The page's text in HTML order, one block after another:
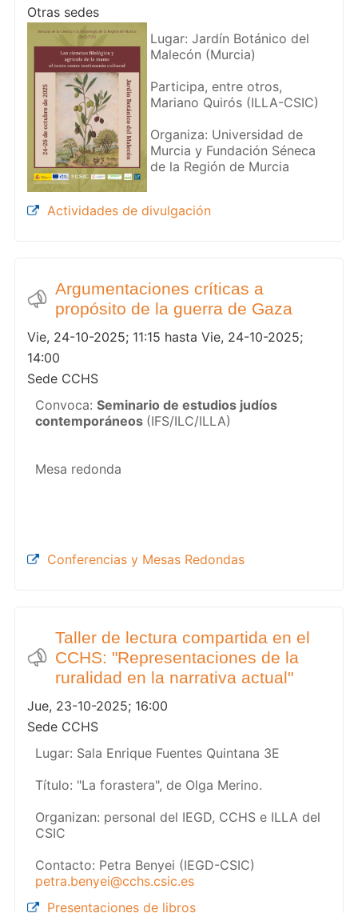
Otras sedes
Lugar: Jardín Botánico del
Malecón (Murcia)
Participa, entre otros,
Mariano Quirós (ILLA-CSIC)
Organiza: Universidad de
Murcia y Fundación Séneca
de la Región de Murcia
Actividades de divulgación
Argumentaciones críticas a
propósito de la guerra de Gaza
Vie, 24-10-2025; 11:15 hasta Vie, 24-10-2025;
14:00
Sede CCHS
Convoca: Seminario de estudios judíos
contemporáneos (IFS/ILC/ILLA)
Mesa redonda
Conferencias y Mesas Redondas
Taller de lectura compartida en el
CCHS: "Representaciones de la
ruralidad en la narrativa actual"
Jue, 23-10-2025; 16:00
Sede CCHS
Lugar: Sala Enrique Fuentes Quintana 3E
Título: "La forastera", de Olga Merino.
Organizan: personal del IEGD, CCHS e ILLA del
CSIC
Contacto: Petra Benyei (IEGD-CSIC)
petra.benyei@cchs.csic.es
Presentaciones de libros